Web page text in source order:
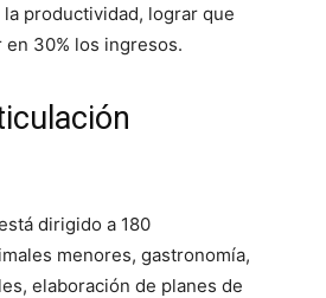
productividad, lograr que
30% los ingresos.
dirigido a 180
menores, gastronomía,
elaboración de planes de